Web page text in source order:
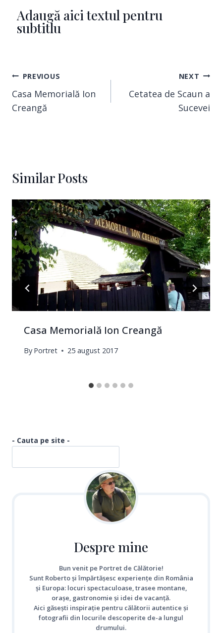
Adaugă aici textul pentru
subtitlu
PREVIOUS
Casa Memorială Ion
Creangă
NEXT
Cetatea de Scaun a
Sucevei
Similar Posts
Casa Memorială Ion Creangă
By Portret 25 august 2017
- Cauta pe site -
Despre mine
Bun venit pe Portret de Călătorie!
Sunt Roberto și împărtășesc experiențe din România
și Europa: locuri spectaculoase, trasee montane,
orașe, gastronomie și idei de vacanță.
Aici găsești inspirație pentru călătorii autentice și
fotografii din locurile descoperite de-a lungul
drumului.